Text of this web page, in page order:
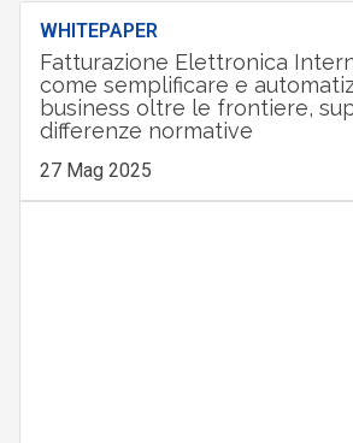
WHITEPAPER
Fatturazione Elettronica
come semplificare e
business oltre le frontiere,
differenze normative
27 Mag 2025